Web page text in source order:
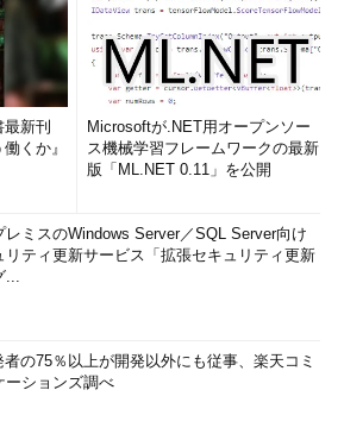
最新刊
くか』
Microsoftが.NET用オープンソー
ス機械学習フレームワークの最新
版「ML.NET 0.11」を公開
レミスのWindows Server／SQL Server向け
リティ更新サービス「拡張セキュリティ更新
...
者の75％以上が開発以外にも従事、楽天コミ
ーションズ調べ